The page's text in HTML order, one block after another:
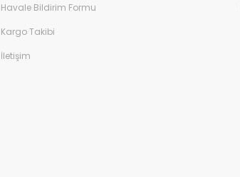
Havale Bildirim Formu
Kargo Takibi
İletişim